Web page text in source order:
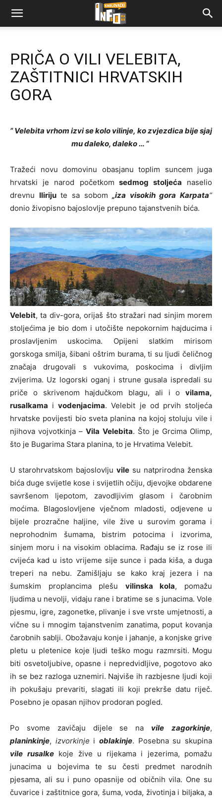
PRIČA O VILI VELEBITA,
ZAŠTITNICI HRVATSKIH
GORA
” Velebita vrhom izvi se kolo vilinje, ko zvjezdica bije sjaj
mu daleko, daleko … “
Tražeći novu domovinu obasjanu toplim suncem juga
hrvatski je narod početkom sedmog stoljeća naselio
drevnu Ilirijute sa sobom„iza visokih gora Karpata“
donio živopisno bajoslovlje prepuno tajanstvenih bića.
Velebit, ta div-gora, orijaš što stražari nad sinjim morem
stoljećima je bio dom i utočište nepokornim hajducima i
proslavljenim uskocima. Opijeni slatkim mirisom
gorskoga smilja, šibani oštrim burama, ti su ljudi čeličnog
značaja drugovali s vukovima, poskocima i divljim
zvijerima. Uz logorski oganj i strune gusala ispredali su
priče o skrivenom hajdučkom blagu, ali i o vilama,
rusalkama ivodenjacima. Velebit je od prvih stoljeća
hrvatske povijesti bio sveta planina na kojoj stoluju vile i
njihova vojvotkinja –Vila Velebita. Što je Grcima Olimp,
što je Bugarima Stara planina, to je Hrvatima Velebit.
U starohrvatskom bajoslovlju vile su natprirodna ženska
bića duge svijetle kose i svijetlih očiju, djevojke obdarene
savršenom ljepotom, zavodljivim glasom i čarobnim
moćima. Blagoslovljene vječnom mladosti, odjevene u
bijele prozračne haljine, vile žive u surovim gorama i
neprohodnim šumama, bistrim potocima i izvorima,
sinjem moru i na visokim oblacima. Rađaju se iz rose ili
cvijeća kad u isto vrijeme sije sunce i pada kiša, a duga
treperi na nebu. Zamišljaju se kako kraj jezera i na
šumskim proplancima plešu vilinska kola, pomažu
ljudima u nevolji, vidaju rane i bratime se s junacima. Vole
pjesmu, igre, zagonetke, plivanje i sve vrste umjetnosti, a
vične su i mnogim tajanstvenim zanatima, poput kovanja
čarobnih sablji. Obožavaju konje i jahanje, a konjske grive
pletu u pletenice koje ljudi teško mogu razmrsiti. Mogu
biti osvetoljubive, opasne i nepredvidljive, pogotovo ako
ih se bez razloga uznemiri. Najviše ih razbjesne ljudi koji
ih pokušaju prevariti, slagati ili koji prekrše datu riječ.
Posebno je opasan njihov prodoran pogled.
Po svome zavičaju dijele se na vile zagorkinje,
planinkinje, izvorkinje ioblakinje. Posebna su skupina
vile rusalkekoje žive u rijekama i jezerima, pomažu
junacima u bojevima te su česti predmet narodnih
pjesama, ali su i puno opasnije od običnih vila. One su
čuvarice i zaštitnice gora, šuma, voda, životinja i biljaka, a